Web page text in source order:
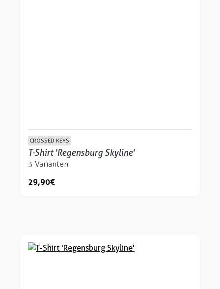
CROSSED KEYS
T-Shirt 'Regensburg Skyline'
3 Varianten
29,90 €